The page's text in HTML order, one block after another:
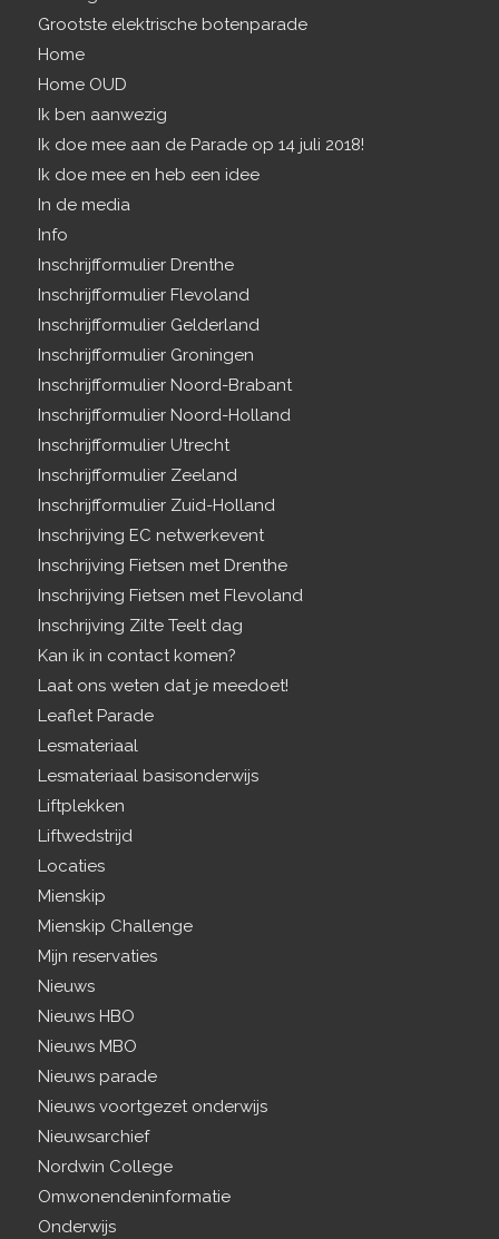
Grootste elektrische botenparade
Home
Home OUD
Ik ben aanwezig
Ik doe mee aan de Parade op 14 juli 2018!
Ik doe mee en heb een idee
In de media
Info
Inschrijfformulier Drenthe
Inschrijfformulier Flevoland
Inschrijfformulier Gelderland
Inschrijfformulier Groningen
Inschrijfformulier Noord-Brabant
Inschrijfformulier Noord-Holland
Inschrijfformulier Utrecht
Inschrijfformulier Zeeland
Inschrijfformulier Zuid-Holland
Inschrijving EC netwerkevent
Inschrijving Fietsen met Drenthe
Inschrijving Fietsen met Flevoland
Inschrijving Zilte Teelt dag
Kan ik in contact komen?
Laat ons weten dat je meedoet!
Leaflet Parade
Lesmateriaal
Lesmateriaal basisonderwijs
Liftplekken
Liftwedstrijd
Locaties
Mienskip
Mienskip Challenge
Mijn reservaties
Nieuws
Nieuws HBO
Nieuws MBO
Nieuws parade
Nieuws voortgezet onderwijs
Nieuwsarchief
Nordwin College
Omwonendeninformatie
Onderwijs